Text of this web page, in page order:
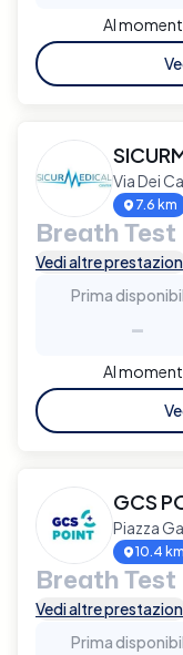
Al
Via Dei
7.6 km
Breath
Vedi altre
Prima
-
Al
GCS
Piazza
10.4 km
Breath
Vedi altre
Prima